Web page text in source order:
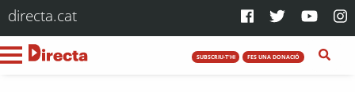
directa.cat
SUBSCRIU-T'HI FES UNA DONACIÓ